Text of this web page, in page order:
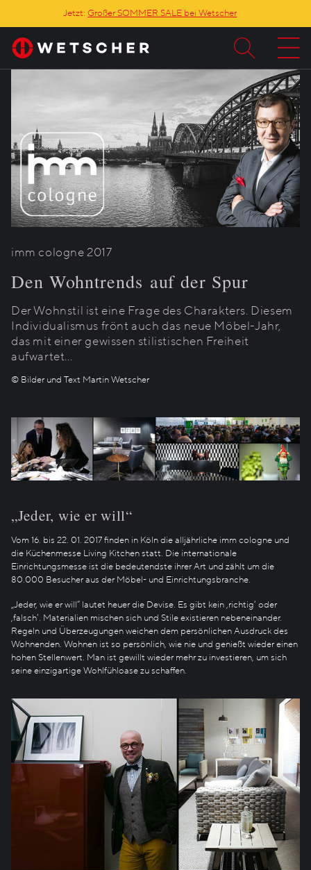
Jetzt:Großer SOMMER SALE bei Wetscher
imm cologne 2017
Den Wohntrends auf der Spur
Der Wohnstil ist eine Frage des Charakters. Diesem
Individualismus frönt auch das neue Möbel-Jahr,
das mit einer gewissen stilistischen Freiheit
aufwartet...
© Bilder und Text Martin Wetscher
„Jeder, wie er will“
Vom 16. bis 22. 01. 2017 finden in Köln die alljährliche imm cologne und
die Küchenmesse Living Kitchen statt. Die internationale
Einrichtungsmesse ist die bedeutendste ihrer Art und zählt um die
80.000 Besucher aus der Möbel- und Einrichtungsbranche.
„Jeder, wie er will“ lautet heuer die Devise. Es gibt kein ‚richtig‘ oder
‚falsch‘. Materialien mischen sich und Stile existieren nebeneinander.
Regeln und Überzeugungen weichen dem persönlichen Ausdruck des
Wohnenden. Wohnen ist so persönlich, wie nie und genießt wieder einen
hohen Stellenwert. Man ist gewillt wieder mehr zu investieren, um sich
seine einzigartige Wohlfühloase zu schaffen.